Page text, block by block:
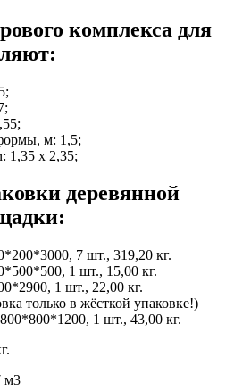
комплекса для
м: 1,5;
1,35 х 2,35;
деревянной
7 шт., 319,20 кг.
1 шт., 15,00 кг.
1 шт., 22,00 кг.
только в жёсткой упаковке!)
1 шт., 43,00 кг.
м3